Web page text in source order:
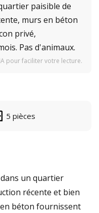
paisible de
murs en béton
privé,
Pas d'animaux.
pour faciliter votre lecture.
5 pièces
un quartier
récente et bien
béton fournissent